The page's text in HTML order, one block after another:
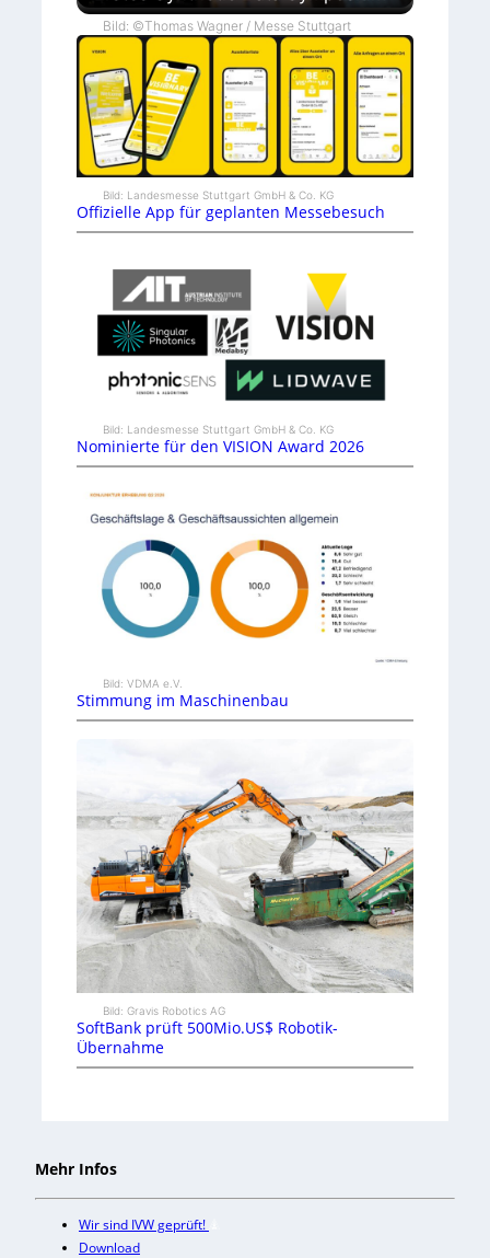
Bild: ©Thomas Wagner / Messe Stuttgart
Bild: Landesmesse Stuttgart GmbH & Co. KG
Offizielle App für geplanten Messebesuch
Bild: Landesmesse Stuttgart GmbH & Co. KG
Nominierte für den VISION Award 2026
Bild: VDMA e.V.
Stimmung im Maschinenbau
Bild: Gravis Robotics AG
SoftBank prüft 500Mio.US$ Robotik-
Übernahme
Mehr Infos
Wir sind IVW geprüft!
Download